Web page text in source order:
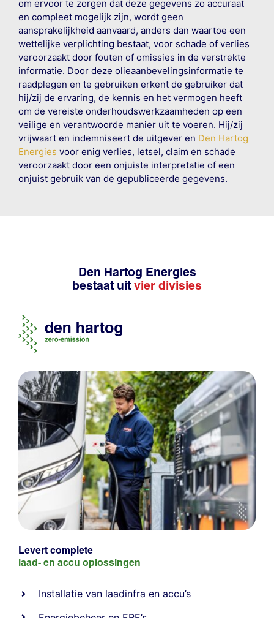
om ervoor te zorgen dat deze gegevens zo accuraat
en compleet mogelijk zijn, wordt geen
aansprakelijkheid aanvaard, anders dan waartoe een
wettelijke verplichting bestaat, voor schade of verlies
veroorzaakt door fouten of omissies in de verstrekte
informatie. Door deze olieaanbevelingsinformatie te
raadplegen en te gebruiken erkent de gebruiker dat
hij/zij de ervaring, de kennis en het vermogen heeft
om de vereiste onderhoudswerkzaamheden op een
veilige en verantwoorde manier uit te voeren. Hij/zij
vrijwaart en indemniseert de uitgever en Den Hartog
Energies voor enig verlies, letsel, claim en schade
veroorzaakt door een onjuiste interpretatie of een
onjuist gebruik van de gepubliceerde gegevens.
Den Hartog Energies
bestaat uit vier divisies
Levert complete
laad- en accu oplossingen
Installatie van laadinfra en accu’s